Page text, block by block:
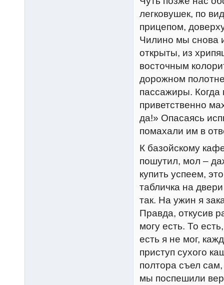
легковушек, по
прицепом,
Чилино мы снова
открыты, из
восточным
дорожном
пассажиры.
приветственно
да!» Опасаясь
помахали им в
К базойскому
пошутил, мол –
купить успеем,
табличка на
так. На ужин я
Правда, откусив
могу есть. То
есть я не мог,
приступ сухого
полтора съел
мы поспешили